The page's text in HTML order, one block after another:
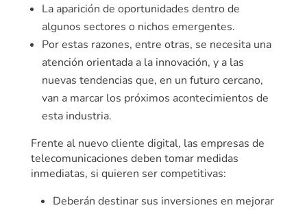
La aparición de oportunidades dentro de
algunos sectores o nichos emergentes.
Por estas razones, entre otras, se necesita una
atención orientada a la innovación, y a las
nuevas tendencias que, en un futuro cercano,
van a marcar los próximos acontecimientos de
esta industria.
Frente al nuevo cliente digital, las empresas de
telecomunicaciones deben tomar medidas
inmediatas, si quieren ser competitivas:
Deberán destinar sus inversiones en mejorar